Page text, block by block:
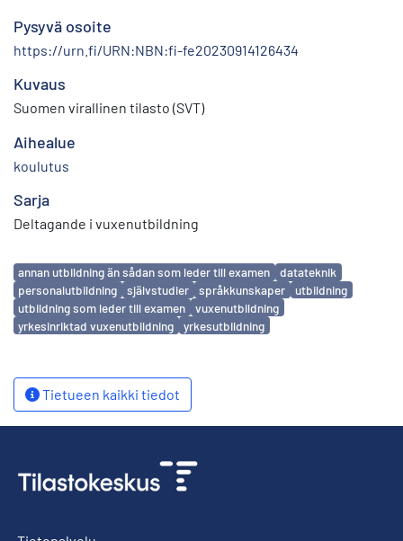
Pysyvä osoite
https://urn.fi/URN:NBN:fi-fe20230914126434
Kuvaus
Suomen virallinen tilasto (SVT)
Aihealue
koulutus
Sarja
Deltagande i vuxenutbildning
Avainsanat
annan utbildning än sådan som leder till examen
datateknik
personalutbildning
självstudier språkkunskaper
utbildning
utbildning som leder till examen
vuxenutbildning
yrkesinriktad vuxenutbildning
yrkesutbildning
Tietueen kaikki tiedot